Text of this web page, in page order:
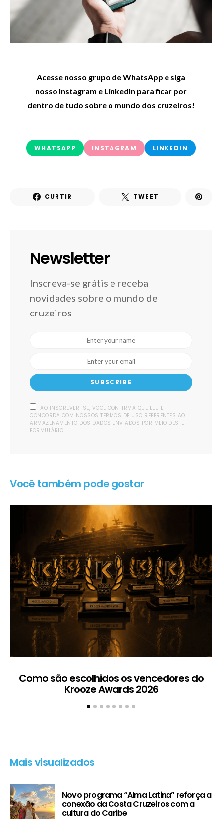
Acesse nosso grupo de WhatsApp e siga
nosso Instagram e LinkedIn para ficar por
dentro de tudo sobre o mundo dos cruzeiros!
WHATSAPP INSTAGRAM LINKEDIN
CURTIR TWEET
Newsletter
Inscreva-se grátis e receba
novidades sobre o mundo de
cruzeiros
SUBSCRIBE
AO INSCREVER-SE, VOCÊ CONFIRMA QUE LEU E
CONCORDA COM NOSSOS TERMOS DE USO REFERENTES AO
ARMAZENAMENTO DOS DADOS ENVIADOS POR MEIO DESTE
FORMULÁRIO.
Você também pode gostar
Como são escolhidos os vencedores do
Krooze Awards 2026
Mais visualizados
Novo programa “Alma Latina” reforça a
conexão da Costa Cruzeiros com a
cultura do Caribe